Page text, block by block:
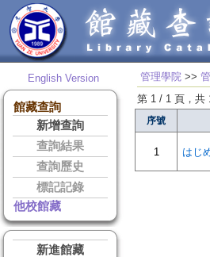
English Version
館藏查詢
新增查詢
查詢結果
查詢歷史
標記記錄
他校館藏
新進館藏
管理學院 >>
第 1 / 1 頁，共
序號
1 はじ